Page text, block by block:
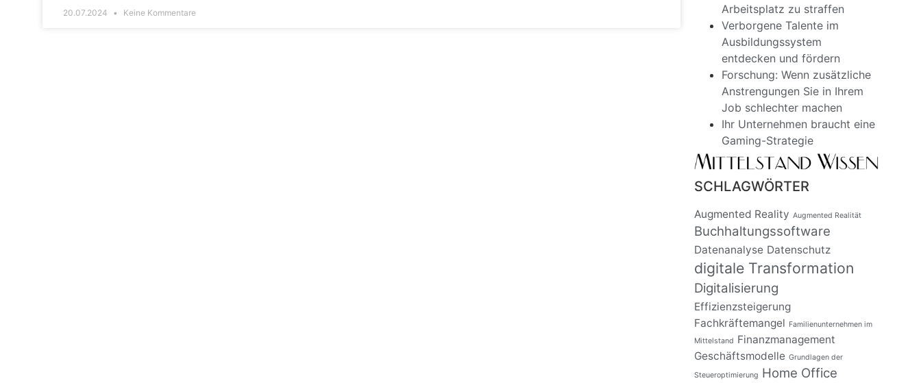
20.07.2024 Keine Kommentare
Arbeitsplatz zu straffen
Verborgene Talente im
Ausbildungssystem
entdecken und fördern
Forschung: Wenn zusätzliche
Anstrengungen Sie in Ihrem
Job schlechter machen
Ihr Unternehmen braucht eine
Gaming-Strategie
SCHLAGWÖRTER
Augmented Reality Augmented Realität
Buchhaltungssoftware
Datenanalyse Datenschutz
digitale Transformation
Digitalisierung
Effizienzsteigerung
Fachkräftemangel Familienunternehmen im
Mittelstand Finanzmanagement
Geschäftsmodelle Grundlagen der
Steueroptimierung Home Office